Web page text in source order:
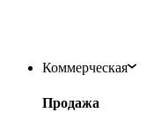
Коммерческая
Продажа